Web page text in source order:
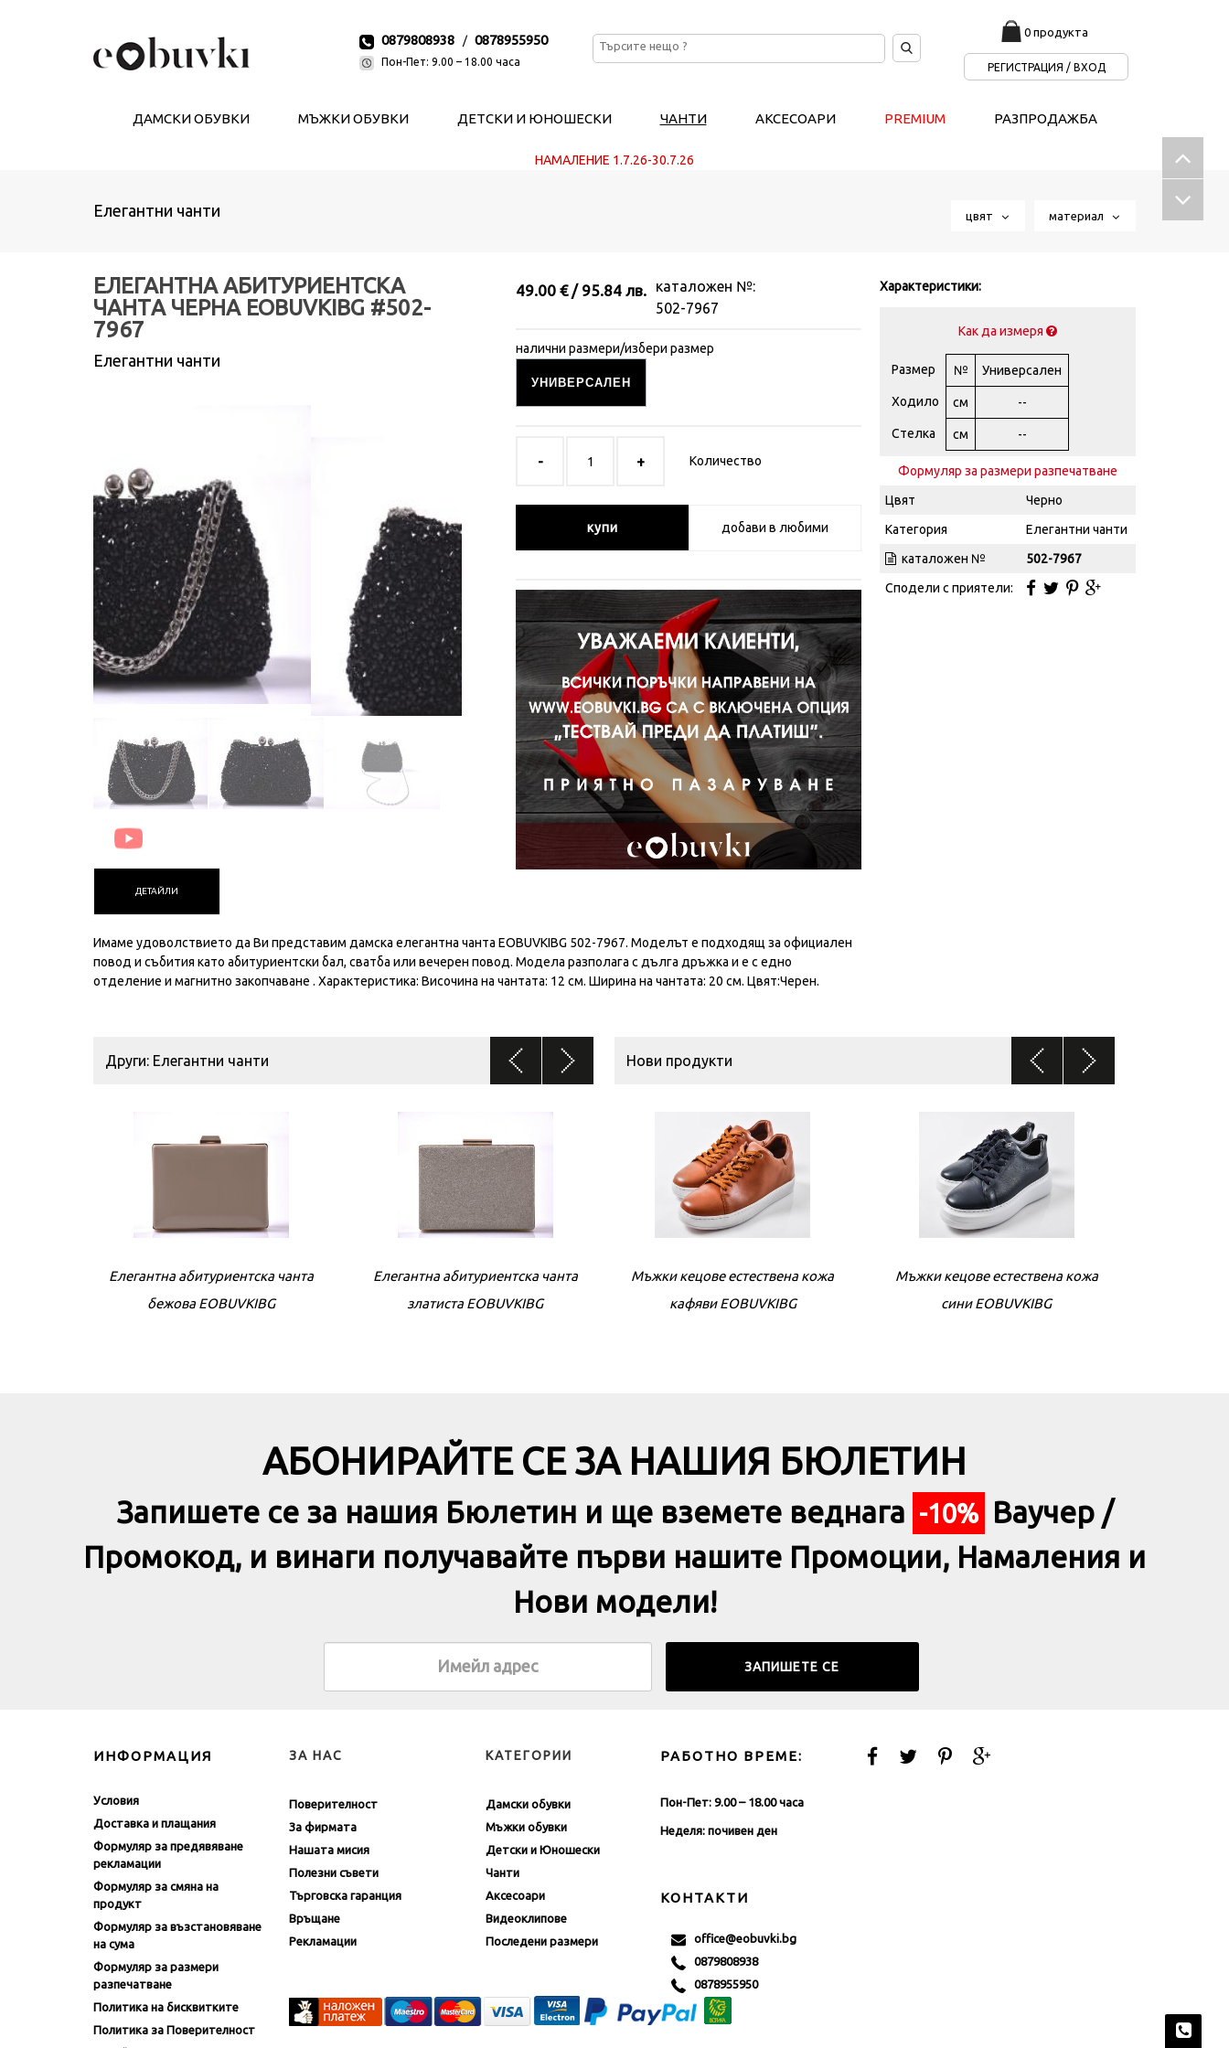
0879808938 / 0878955950
Пон-Пет: 9.00 – 18.00 часа
0 продукта
РЕГИСТРАЦИЯ / ВХОД
ДАМСКИ ОБУВКИ МЪЖКИ ОБУВКИ ДЕТСКИ И ЮНОШЕСКИ ЧАНТИ АКСЕСОАРИ PREMIUM РАЗПРОДАЖБА
НАМАЛЕНИЕ 1.7.26-30.7.26
Елегантни чанти цвят материал
ЕЛЕГАНТНА АБИТУРИЕНТСКА
ЧАНТA ЧЕРНА EOBUVKIBG #502-
7967
Елегантни чанти
49.00 € / 95.84 лв.
каталожен №:
502-7967
налични размери/избери размер
УНИВЕРСАЛЕН
Количество
купи добави в любими
ДЕТАЙЛИ
Имаме удоволствието да Ви представим дамска елегантна чанта EOBUVKIBG 502-7967. Моделът е подходящ за официален
повод и събития като абитуриентски бал, сватба или вечерен повод. Модела разполага с дълга дръжка и е с едно
отделение и магнитно закопчаване . Характеристика: Височина на чантата: 12 см. Ширина на чантата: 20 см. Цвят:Черен.
Характеристики:
Как да измеря
Размер № Универсален
Ходило см --
Стелка см --
Формуляр за размери разпечатване
Цвят
Черно
Категория
Елегантни чанти
каталожен №
502-7967
Сподели с приятели:
Други: Елегантни чанти
Елегантна абитуриентска чантa
бежова EOBUVKIBG
Елегантна абитуриентска чантa
златиста EOBUVKIBG
Елегантна абитуриентска чантa
черна EOBUVKIBG
Елегантна абитуриентска чантa
бежова EOBUVKIBG
Нови продукти
Мъжки кецове естествена кожа
кафяви EOBUVKIBG
Мъжки кецове естествена кожа
сини EOBUVKIBG
АБОНИРАЙТЕ СЕ ЗА НАШИЯ БЮЛЕТИН
Запишете се за нашия Бюлетин и ще вземете веднага -10% Ваучер /
Промокод, и винаги получавайте първи нашите Промоции, Намаления и
Нови модели!
ИНФОРМАЦИЯ
Условия
Доставка и плащания
Формуляр за предявяване
рекламации
Формуляр за смяна на
продукт
Формуляр за възстановяване
на сума
Формуляр за размери
разпечатване
Политика на бисквитките
Политика за Поверителност
ЗА НАС
Поверителност
За фирмата
Нашата мисия
Полезни съвети
Търговска гаранция
Връщане
Рекламации
КАТЕГОРИИ
Дамски обувки
Мъжки обувки
Детски и Юношески
Чанти
Аксесоари
Видеоклипове
Последени размери
РАБОТНО ВРЕМЕ:
Пон-Пет: 9.00 – 18.00 часа
Неделя: почивен ден
КОНТАКТИ
office@eobuvki.bg
0879808938
0878955950